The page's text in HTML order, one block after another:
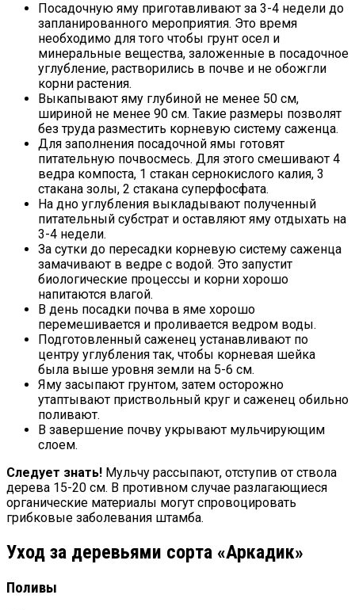
Посадочную яму приготавливают за 3-4 недели до
запланированного мероприятия. Это время
необходимо для того чтобы грунт осел и
минеральные вещества, заложенные в посадочное
углубление, растворились в почве и не обожгли
корни растения.
Выкапывают яму глубиной не менее 50 см,
шириной не менее 90 см. Такие размеры позволят
без труда разместить корневую систему саженца.
Для заполнения посадочной ямы готовят
питательную почвосмесь. Для этого смешивают 4
ведра компоста, 1 стакан сернокислого калия, 3
стакана золы, 2 стакана суперфосфата.
На дно углубления выкладывают полученный
питательный субстрат и оставляют яму отдыхать на
3-4 недели.
За сутки до пересадки корневую систему саженца
замачивают в ведре с водой. Это запустит
биологические процессы и корни хорошо
напитаются влагой.
В день посадки почва в яме хорошо
перемешивается и проливается ведром воды.
Подготовленный саженец устанавливают по
центру углубления так, чтобы корневая шейка
была выше уровня земли на 5-6 см.
Яму засыпают грунтом, затем осторожно
утаптывают приствольный круг и саженец обильно
поливают.
В завершение почву укрывают мульчирующим
слоем.
Следует знать! Мульчу рассыпают, отступив от ствола
дерева 15-20 см. В противном случае разлагающиеся
органические материалы могут спровоцировать
грибковые заболевания штамба.
Уход за деревьями сорта «Аркадик»
Поливы